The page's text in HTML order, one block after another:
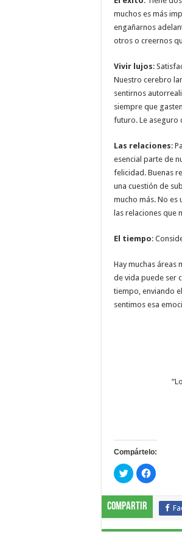
muchos es más
engañarnos
otros o creernos
Vivir lujos:
Nuestro cerebro
sentirnos
siempre que
futuro. Le aseguro
Las relaciones:
esencial parte de
felicidad. Buenas
una cuestión de
mucho más. No es
las relaciones que
El tiempo:
Hay muchas áreas
de vida puede ser
tiempo, enviando
sentimos esa
Compártelo:
Haz
clic
para
compartir
en
Twitter
en
Haz
clic
compartir
en
(Se
en
Compartir